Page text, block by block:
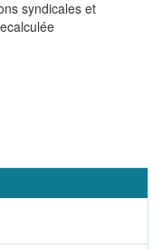
syndicales et